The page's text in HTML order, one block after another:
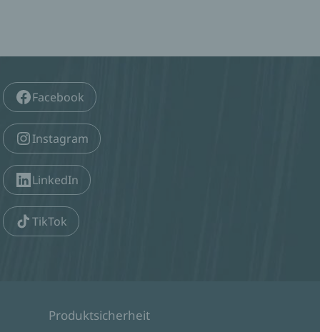
Facebook
Instagram
LinkedIn
TikTok
Produktsicherheit